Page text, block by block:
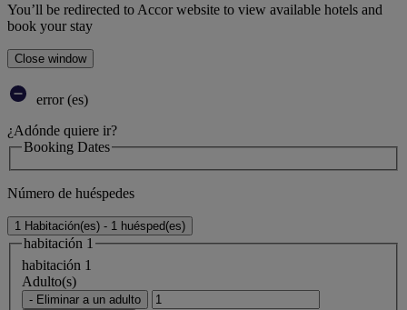
You’ll be redirected to Accor website to view available hotels and
book your stay
Close window
error (es)
¿Adónde quiere ir?
Booking Dates
Número de huéspedes
1 Habitación(es) - 1 huésped(es)
habitación 1
habitación 1
Adulto(s)
- Eliminar a un adulto